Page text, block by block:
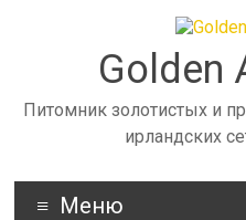
Golden
Питомник золотистых и
ирландских
Меню